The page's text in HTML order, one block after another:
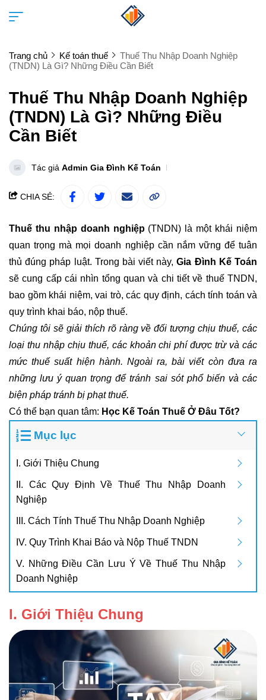
Trang chủ Kế toán thuế
Thuế Thu Nhập Doanh Nghiệp
(TNDN) Là Gì? Những Điều Cần Biết
Thuế Thu Nhập Doanh Nghiệp
(TNDN) Là Gì? Những Điều
Cần Biết
Tác giả Admin Gia Đình Kế Toán
CHIA SẺ:
Thuế thu nhập doanh nghiệp (TNDN) là một khái niệm
quan trọng mà mọi doanh nghiệp cần nắm vững để tuân
thủ đúng pháp luật. Trong bài viết này,Gia Đình Kế Toán
sẽ cung cấp cái nhìn tổng quan và chi tiết về thuế TNDN,
bao gồm khái niệm, vai trò, các quy định, cách tính toán và
quy trình khai báo, nộp thuế.
Chúng tôi sẽ giải thích rõ ràng về đối tượng chịu thuế, các
loại thu nhập chịu thuế, các khoản chi phí được trừ và các
mức thuế suất hiện hành. Ngoài ra, bài viết còn đưa ra
những lưu ý quan trọng để tránh sai sót phổ biến và các
biện pháp tránh bị phạt thuế.
Có thể bạn quan tâm: Học Kế Toán Thuế Ở Đâu Tốt?
Mục lục
I. Giới Thiệu Chung
II. Các Quy Định Về Thuế Thu Nhập Doanh
Nghiệp
III. Cách Tính Thuế Thu Nhập Doanh Nghiệp
IV. Quy Trình Khai Báo và Nộp Thuế TNDN
V. Những Điều Cần Lưu Ý Về Thuế Thu Nhập
Doanh Nghiệp
I. Giới Thiệu Chung